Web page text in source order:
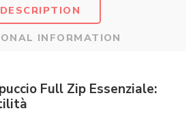
DESCRIPTION
INFORMATION
Full Zip Essenziale: